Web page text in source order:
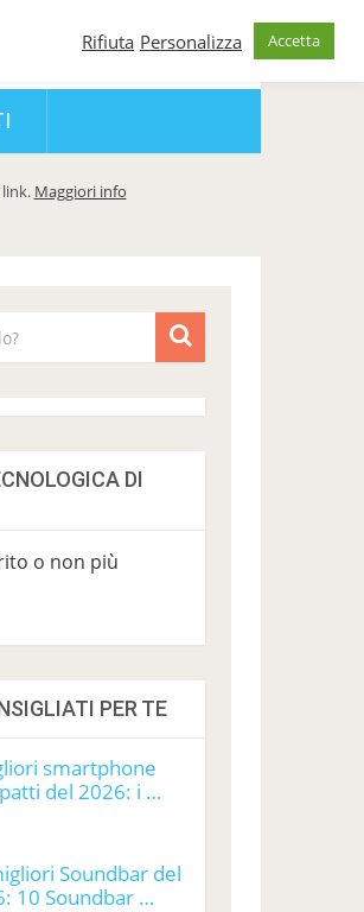
Maggiori info
DI
o non più
PER TE
smartphone
del 2026: i …
Soundbar del
10 Soundbar …
Rifiuta Personalizza Accetta